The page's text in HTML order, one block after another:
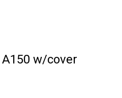
A150 w/cover